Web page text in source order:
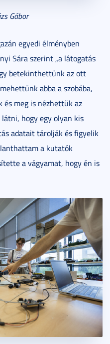
Gábor
egyedi élményben
Sára szerint „a látogatás
betekinthettünk az ott
abba a szobába,
meg is nézhettük az
hogy egy olyan kis
adatait tárolják és figyelik
a kutatók
a vágyamat, hogy én is